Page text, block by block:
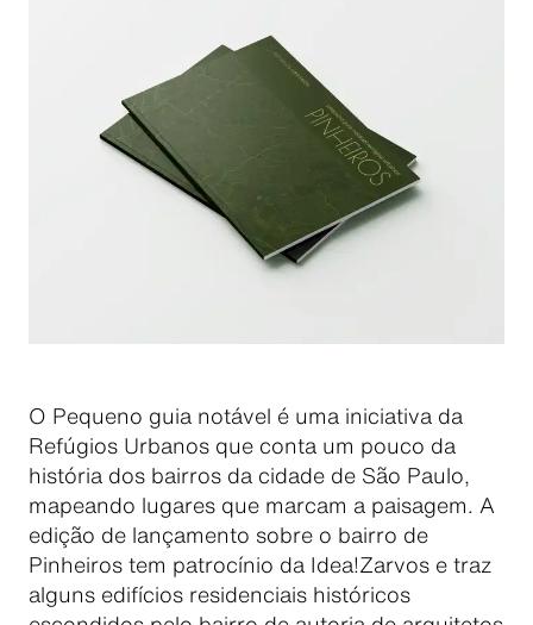
O Pequeno guia notável é uma iniciativa da
Refúgios Urbanos que conta um pouco da
história dos bairros da cidade de São Paulo,
mapeando lugares que marcam a paisagem. A
edição de lançamento sobre o bairro de
Pinheiros tem patrocínio da Idea!Zarvos e traz
alguns edifícios residenciais históricos